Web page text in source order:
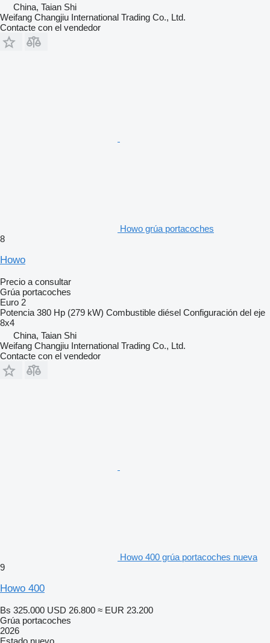
China, Taian Shi
Weifang Changjiu International Trading Co., Ltd.
Contacte con el vendedor
Howo grúa portacoches
8
Howo
Precio a consultar
Grúa portacoches
Euro 2
Potencia 380 Hp (279 kW) Combustible diésel Configuración del eje
8x4
China, Taian Shi
Weifang Changjiu International Trading Co., Ltd.
Contacte con el vendedor
Howo 400 grúa portacoches nueva
9
Howo 400
Bs 325.000 USD 26.800 ≈ EUR 23.200
Grúa portacoches
2026
Estado nuevo